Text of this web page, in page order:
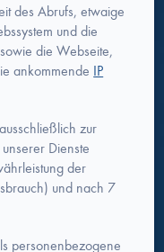
des Abrufs, etwaige
und die
die Webseite,
ankommende IP
zur
Dienste
der
und nach 7
personenbezogene